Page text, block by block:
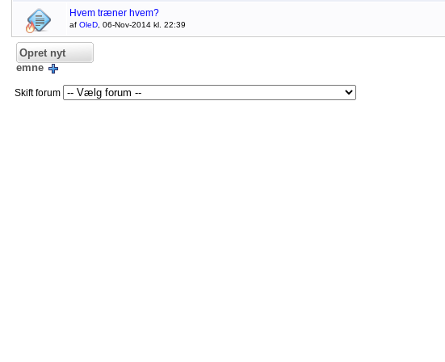
Hvem træner hvem?
af OleD, 06-Nov-2014 kl. 22:39
Opret nyt
emne
Skift forum